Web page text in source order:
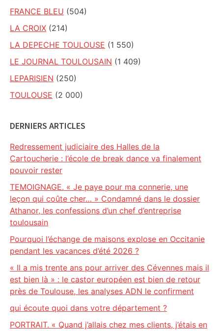
FRANCE BLEU (504)
LA CROIX (214)
LA DEPECHE TOULOUSE (1 550)
LE JOURNAL TOULOUSAIN (1 409)
LEPARISIEN (250)
TOULOUSE (2 000)
DERNIERS ARTICLES
Redressement judiciaire des Halles de la
Cartoucherie : l’école de break dance va finalement
pouvoir rester
TEMOIGNAGE. « Je paye pour ma connerie, une
leçon qui coûte cher… » Condamné dans le dossier
Athanor, les confessions d’un chef d’entreprise
toulousain
Pourquoi l’échange de maisons explose en Occitanie
pendant les vacances d’été 2026 ?
« Il a mis trente ans pour arriver des Cévennes mais il
est bien là » : le castor européen est bien de retour
près de Toulouse, les analyses ADN le confirment
qui écoute quoi dans votre département ?
PORTRAIT. « Quand j’allais chez mes clients, j’étais en